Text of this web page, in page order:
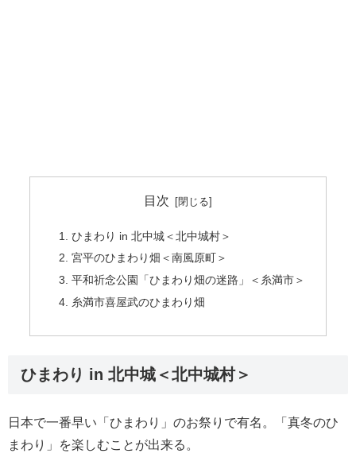
目次
ひまわり in 北中城＜北中城村＞
宮平のひまわり畑＜南風原町＞
平和祈念公園「ひまわり畑の迷路」＜糸満市＞
糸満市喜屋武のひまわり畑
ひまわり in 北中城＜北中城村＞
日本で一番早い「ひまわり」のお祭りで有名。「真冬のひ
まわり」を楽しむことが出来る。